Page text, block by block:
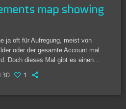
map showing
ja oft für Aufregung, meist von
oder der gesamte Account mal
Doch dieses Mal gibt es einen
Instagram implementiert eine Karte
macht so für alle sichtbar, wo du
1